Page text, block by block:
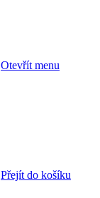
Otevřít menu
Přejít do košíku